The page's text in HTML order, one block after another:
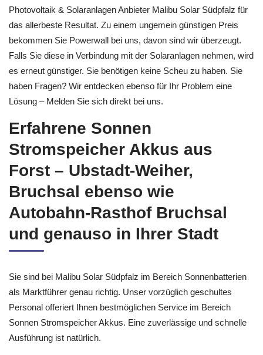
Photovoltaik & Solaranlagen Anbieter Malibu Solar Südpfalz für
das allerbeste Resultat. Zu einem ungemein günstigen Preis
bekommen Sie Powerwall bei uns, davon sind wir überzeugt.
Falls Sie diese in Verbindung mit der Solaranlagen nehmen, wird
es erneut günstiger. Sie benötigen keine Scheu zu haben. Sie
haben Fragen? Wir entdecken ebenso für Ihr Problem eine
Lösung – Melden Sie sich direkt bei uns.
Erfahrene Sonnen
Stromspeicher Akkus aus
Forst – Ubstadt-Weiher,
Bruchsal ebenso wie
Autobahn-Rasthof Bruchsal
und genauso in Ihrer Stadt
Sie sind bei Malibu Solar Südpfalz im Bereich Sonnenbatterien
als Marktführer genau richtig. Unser vorzüglich geschultes
Personal offeriert Ihnen bestmöglichen Service im Bereich
Sonnen Stromspeicher Akkus. Eine zuverlässige und schnelle
Ausführung ist natürlich.